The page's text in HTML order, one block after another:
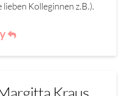
lieben Kolleginnen z.B.).